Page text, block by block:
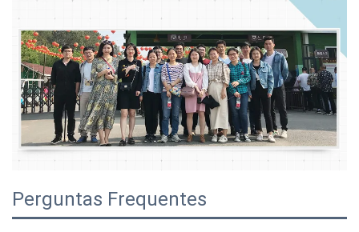
Perguntas Frequentes